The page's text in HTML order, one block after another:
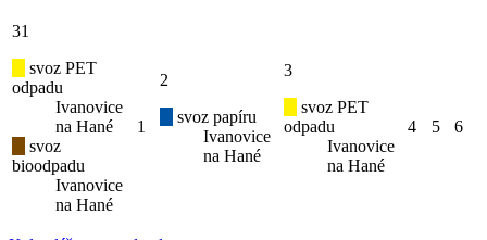
31
svoz PET
odpadu
Ivanovice
na Hané
svoz
bioodpadu
Ivanovice
na Hané
1
2
svoz papíru
Ivanovice
na Hané
3
svoz PET
odpadu
Ivanovice
na Hané
4 5 6